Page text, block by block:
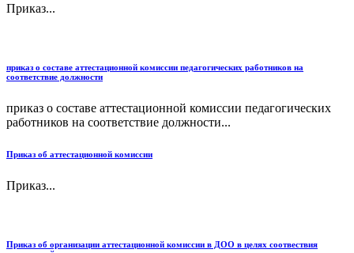
Приказ...
приказ о составе аттестационной комиссии педагогических работников на
соответствие должности
приказ о составе аттестационной комиссии педагогических
работников на соответствие должности...
Приказ об аттестационной комиссии
Приказ...
Приказ об организации аттестационной комиссии в ДОО в целях соотвествия